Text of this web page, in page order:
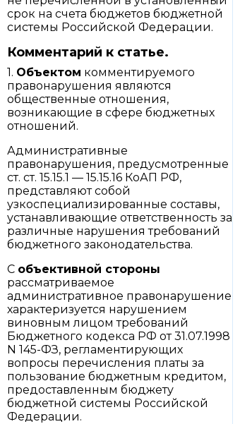
срок на счета бюджетов бюджетной
системы Российской Федерации.
Комментарий к статье.
1. Объектом комментируемого
правонарушения являются
общественные отношения,
возникающие в сфере бюджетных
отношений.
Административные
правонарушения, предусмотренные
ст. ст. 15.15.1 — 15.15.16 КоАП РФ,
представляют собой
узкоспециализированные составы,
устанавливающие ответственность за
различные нарушения требований
бюджетного законодательства.
С объективной стороны
рассматриваемое
административное правонарушение
характеризуется нарушением
виновным лицом требований
Бюджетного кодекса РФ от 31.07.1998
N 145-ФЗ, регламентирующих
вопросы перечисления платы за
пользование бюджетным кредитом,
предоставленным бюджету
бюджетной системы Российской
Федерации.